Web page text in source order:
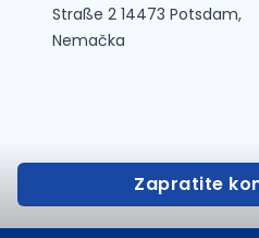
Straße 2 14473 Potsdam,
Nemačka
Zapratite